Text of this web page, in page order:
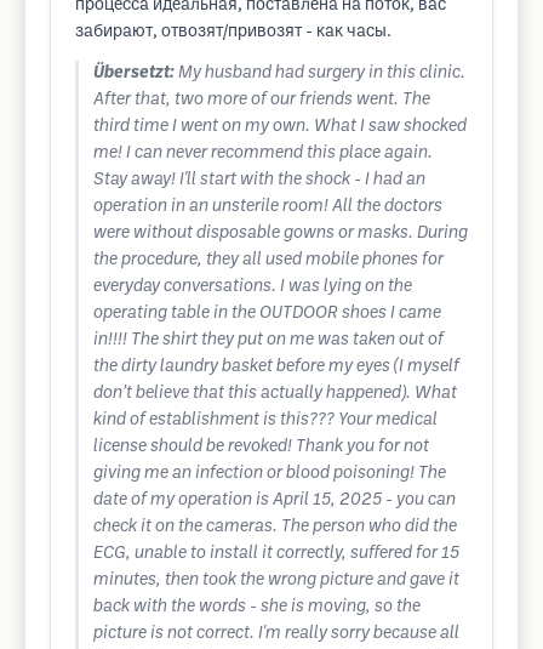
процесса идеальная, поставлена на поток, вас
забирают, отвозят/привозят - как часы.
Übersetzt: My husband had surgery in this clinic.
After that, two more of our friends went. The
third time I went on my own. What I saw shocked
me! I can never recommend this place again.
Stay away! I'll start with the shock - I had an
operation in an unsterile room! All the doctors
were without disposable gowns or masks. During
the procedure, they all used mobile phones for
everyday conversations. I was lying on the
operating table in the OUTDOOR shoes I came
in!!!! The shirt they put on me was taken out of
the dirty laundry basket before my eyes (I myself
don’t believe that this actually happened). What
kind of establishment is this??? Your medical
license should be revoked! Thank you for not
giving me an infection or blood poisoning! The
date of my operation is April 15, 2025 - you can
check it on the cameras. The person who did the
ECG, unable to install it correctly, suffered for 15
minutes, then took the wrong picture and gave it
back with the words - she is moving, so the
picture is not correct. I'm really sorry because all